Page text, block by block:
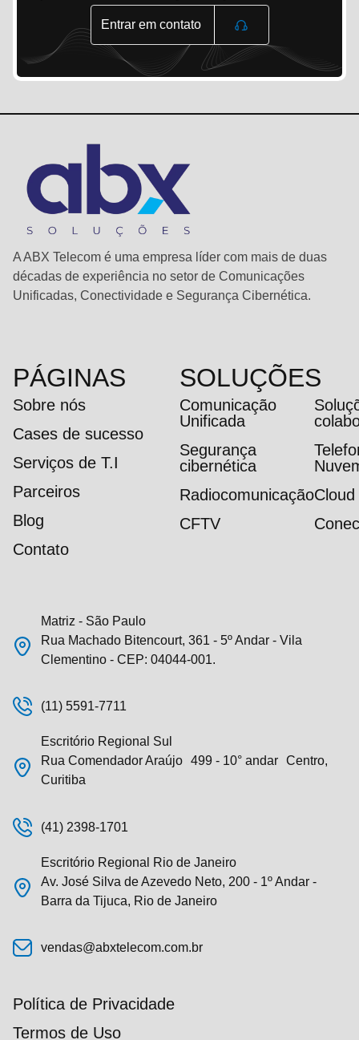
Entrar em contato
A ABX Telecom é uma empresa líder com mais de duas
décadas de experiência no setor de Comunicações
Unificadas, Conectividade e Segurança Cibernética.
PÁGINAS
Sobre nós
Cases de sucesso
Serviços de T.I
Parceiros
Blog
Contato
SOLUÇÕES
Comunicação
Unificada
Segurança
cibernética
RadiocomunicaçãoCloud
CFTV
Matriz - São Paulo
Rua Machado Bitencourt, 361 - 5º Andar - Vila
Clementino - CEP: 04044-001.
(11) 5591-7711
Escritório Regional Sul
Rua Comendador Araújo 499 - 10° andar Centro,
Curitiba
(41) 2398-1701
Escritório Regional Rio de Janeiro
Av. José Silva de Azevedo Neto, 200 - 1º Andar -
Barra da Tijuca, Rio de Janeiro
vendas@abxtelecom.com.br
Política de Privacidade
Termos de Uso